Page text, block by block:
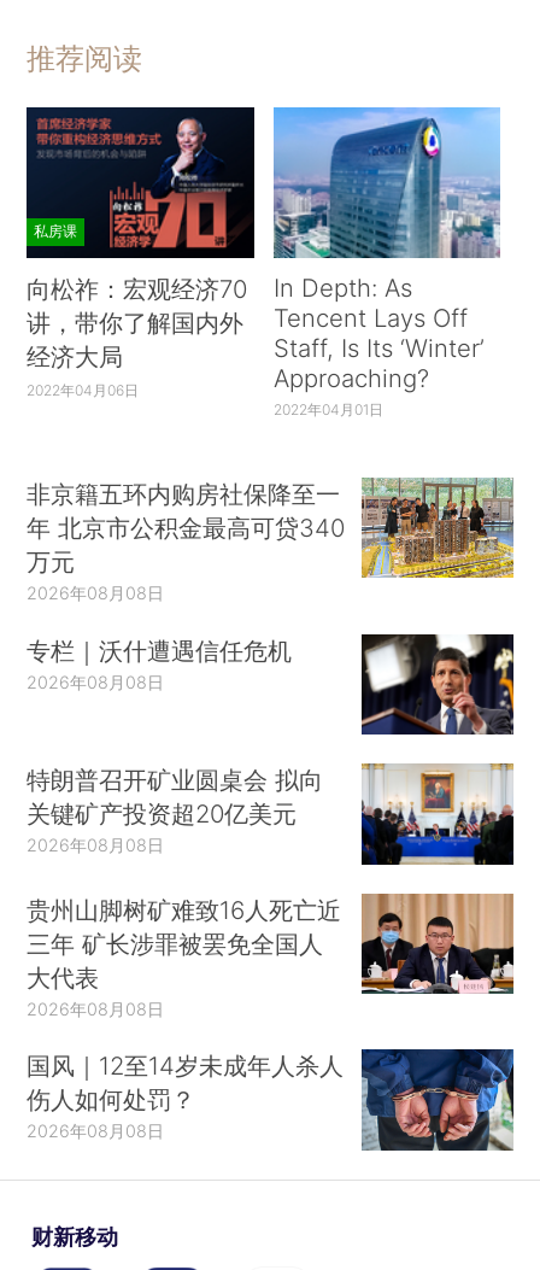
推荐阅读
私房课
向松祚：宏观经济70
讲，带你了解国内外
经济大局
2022年04月06日
In Depth: As
Tencent Lays Off
Staff, Is Its ‘Winter’
Approaching?
2022年04月01日
非京籍五环内购房社保降至一
年 北京市公积金最高可贷340
万元
2026年08月08日
专栏｜沃什遭遇信任危机
2026年08月08日
特朗普召开矿业圆桌会 拟向
关键矿产投资超20亿美元
2026年08月08日
贵州山脚树矿难致16人死亡近
三年 矿长涉罪被罢免全国人
大代表
2026年08月08日
国风｜12至14岁未成年人杀人
伤人如何处罚？
2026年08月08日
财新移动